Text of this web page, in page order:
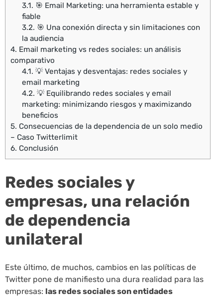
3.1. 🎯 Email Marketing: una herramienta estable y
fiable
3.2. 🎯 Una conexión directa y sin limitaciones con
la audiencia
4. Email marketing vs redes sociales: un análisis
comparativo
4.1. 💡 Ventajas y desventajas: redes sociales y
email marketing
4.2. 💡 Equilibrando redes sociales y email
marketing: minimizando riesgos y maximizando
beneficios
5. Consecuencias de la dependencia de un solo medio
– Caso Twitterlimit
6. Conclusión
Redes sociales y
empresas, una relación
de dependencia
unilateral
Este último, de muchos, cambios en las políticas de
Twitter pone de manifiesto una dura realidad para las
empresas: las redes sociales son entidades